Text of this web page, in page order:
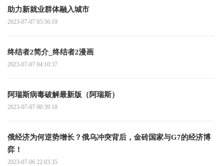
助力新就业群体融入城市
2023-07-07 05:56:19
终结者2简介_终结者2漫画
2023-07-07 04:10:37
阿瑞斯病毒破解最新版（阿瑞斯）
2023-07-07 00:39:18
俄经济为何逆势增长？俄乌冲突背后，金砖国家与G7的经济博
弈！
2023-07-06 22:03:35